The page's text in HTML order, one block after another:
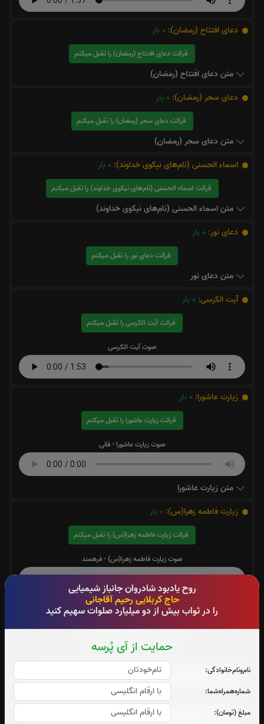
روح یادبود شادروان جانباز شیمیایی
حاج کربلایی رحیم آقاجانی
را در ثواب بیش از دو میلیارد صلوات سهیم کنید
حمایت از آی پُرسه
نام‌و‌نام‌خانوادگی:
شماره‌همراه‌شما:
مبلغ (تومان):
دعای افتتاح (رمضان): 0 بار
قرائت دعای افتتاح (رمضان) را تقبل میکنم
متن دعای افتتاح (رمضان)
دعای سحر (رمضان): 0 بار
قرائت دعای سحر (رمضان) را تقبل میکنم
متن دعای سحر (رمضان)
اسماء الحسنی (نام‌های نیکوی خداوند): 0 بار
قرائت اسماء الحسنی (نام‌های نیکوی خداوند) را تقبل میکنم
متن اسماء الحسنی (نام‌های نیکوی خداوند)
دعای نور: 0 بار
قرائت دعای نور را تقبل میکنم
متن دعای نور
آیت الکرسی: 0 بار
قرائت آیت الکرسی را تقبل میکنم
صوت آیت الکرسی
زیارت عاشورا: 0 بار
قرائت زیارت عاشورا را تقبل میکنم
صوت زیارت عاشورا - فانی
متن زیارت عاشورا
زیارت فاطمه زهرا(س): 0 بار
قرائت زیارت فاطمه زهرا(س) را تقبل میکنم
صوت زیارت فاطمه زهرا(س) - فرهمند
زیارت اربعین:0بار
قرائت زیارت اربعین را تقبل میکنم
صوت زیارت اربعین - فرهمند
صوت زیارت اربعین - مطیعی